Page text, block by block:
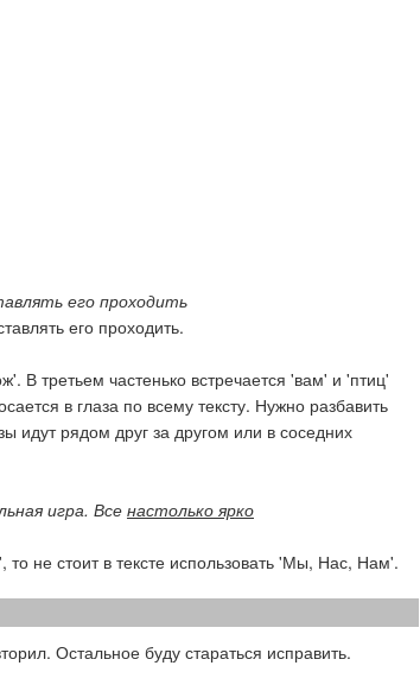
его проходить
его проходить.
третьем частенько встречается 'вам' и 'птиц'
в глаза по всему тексту. Нужно разбавить
идут рядом друг за другом или в соседних
игра. Все настолько ярко
не стоит в тексте использовать 'Мы, Нас, Нам'.
Остальное буду стараться исправить.